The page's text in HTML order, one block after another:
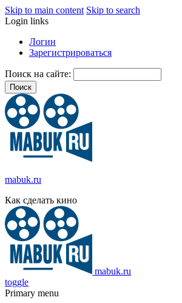
Skip to main content Skip to search
Login links
Логин
Зарегистрироваться
Поиск на сайте:
mabuk.ru
Как сделать кино
mabuk.ru
toggle
Primary menu